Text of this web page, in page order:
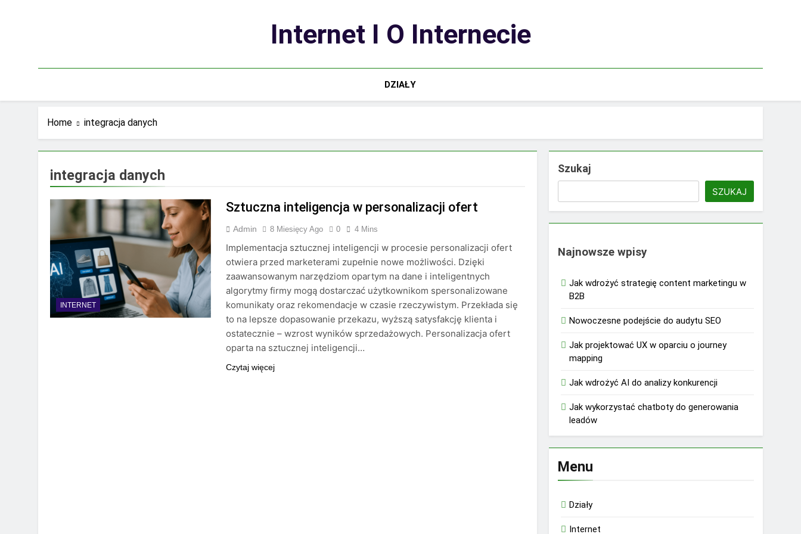
Internet I O Internecie
DZIAŁY
Home integracja danych
integracja danych
INTERNET
Sztuczna inteligencja w personalizacji ofert
Admin 8 Miesięcy Ago 0 4 Mins
Implementacja sztucznej inteligencji w procesie personalizacji ofert
otwiera przed marketerami zupełnie nowe możliwości. Dzięki
zaawansowanym narzędziom opartym na dane i inteligentnych
algorytmy firmy mogą dostarczać użytkownikom spersonalizowane
komunikaty oraz rekomendacje w czasie rzeczywistym. Przekłada się
to na lepsze dopasowanie przekazu, wyższą satysfakcję klienta i
ostatecznie – wzrost wyników sprzedażowych. Personalizacja ofert
oparta na sztucznej inteligencji…
Czytaj więcej
Szukaj
SZUKAJ
Najnowsze wpisy
Jak wdrożyć strategię content marketingu w
B2B
Nowoczesne podejście do audytu SEO
Jak projektować UX w oparciu o journey
mapping
Jak wdrożyć AI do analizy konkurencji
Jak wykorzystać chatboty do generowania
leadów
Menu
Działy
Internet